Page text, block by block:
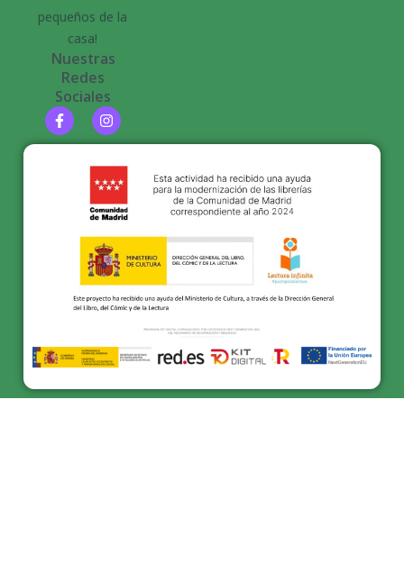
pequeños de la
casa!
Nuestras
Redes
Sociales